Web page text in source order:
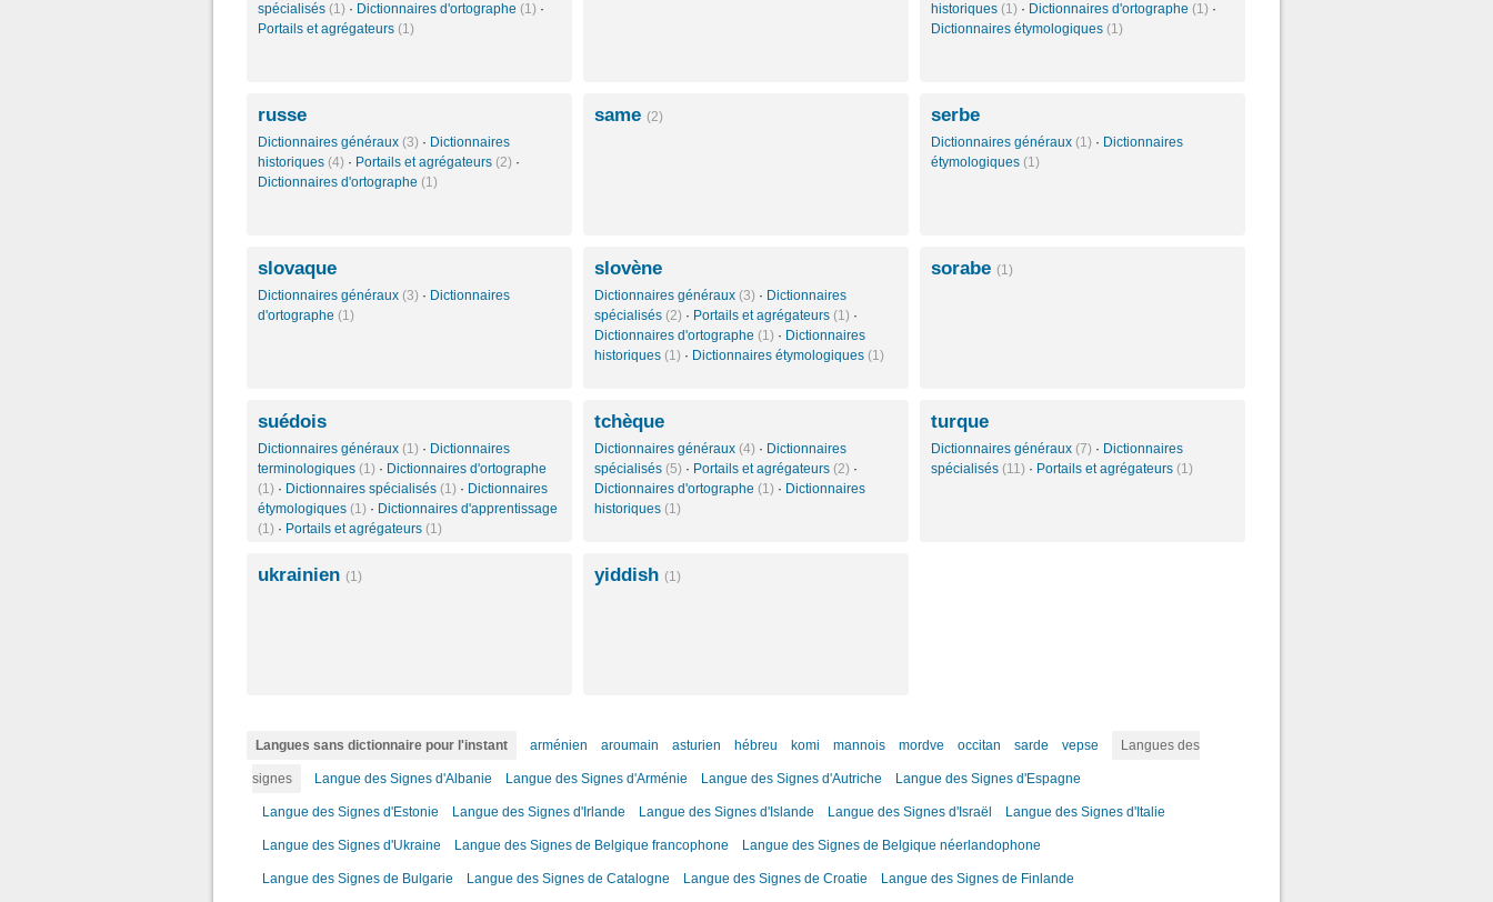
spécialisés (1) · Dictionnaires d'ortographe (1) ·
Portails et agrégateurs (1)
historiques (1) · Dictionnaires d'ortographe (1) ·
Dictionnaires étymologiques (1)
russe
Dictionnaires généraux (3) · Dictionnaires
historiques (4) · Portails et agrégateurs (2) ·
Dictionnaires d'ortographe (1)
same (2) serbe
Dictionnaires généraux (1) · Dictionnaires
étymologiques (1)
slovaque
Dictionnaires généraux (3) · Dictionnaires
d'ortographe (1)
slovène
Dictionnaires généraux (3) · Dictionnaires
spécialisés (2) · Portails et agrégateurs (1) ·
Dictionnaires d'ortographe (1) · Dictionnaires
historiques (1) · Dictionnaires étymologiques (1)
sorabe (1)
suédois
Dictionnaires généraux (1) · Dictionnaires
terminologiques (1) · Dictionnaires d'ortographe
(1) · Dictionnaires spécialisés (1) · Dictionnaires
étymologiques (1) · Dictionnaires d'apprentissage
(1) · Portails et agrégateurs (1)
tchèque
Dictionnaires généraux (4) · Dictionnaires
spécialisés (5) · Portails et agrégateurs (2) ·
Dictionnaires d'ortographe (1) · Dictionnaires
historiques (1)
turque
Dictionnaires généraux (7) · Dictionnaires
spécialisés (11) · Portails et agrégateurs (1)
ukrainien (1) yiddish (1)
Langues sans dictionnaire pour l'instant arménien aroumain asturien hébreu komi mannois mordve occitan sarde vepse Langues des
signes Langue des Signes d'Albanie Langue des Signes d'Arménie Langue des Signes d'Autriche Langue des Signes d'Espagne
Langue des Signes d'Estonie Langue des Signes d'Irlande Langue des Signes d'Islande Langue des Signes d'Israël Langue des Signes d'Italie
Langue des Signes d'Ukraine Langue des Signes de Belgique francophone Langue des Signes de Belgique néerlandophone
Langue des Signes de Bulgarie Langue des Signes de Catalogne Langue des Signes de Croatie Langue des Signes de Finlande